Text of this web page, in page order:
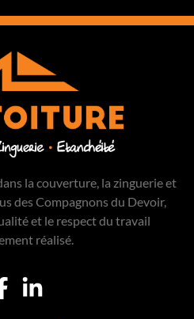
la couverture, la zinguerie et
des Compagnons du Devoir,
et le respect du travail
réalisé.